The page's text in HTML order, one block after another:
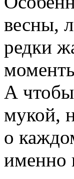
весны,
редки
А чтобы
мукой,
о
именно